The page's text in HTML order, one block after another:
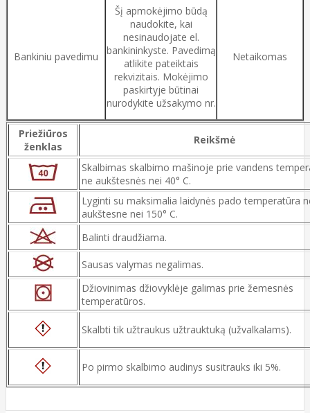
Bankiniu pavedimu
Šį apmokėjimo būdą
naudokite, kai
nesinaudojate el.
bankininkyste. Pavedimą
atlikite pateiktais
rekvizitais. Mokėjimo
paskirtyje būtinai
nurodykite užsakymo nr.
Netaikomas
Priežiūros
ženklas
Reikšmė
Skalbimas skalbimo mašinoje prie vandens
ne aukštesnės nei 40° C.
Lyginti su maksimalia laidynės pado temperatūra
aukštesne nei 150° C.
Balinti draudžiama.
Sausas valymas negalimas.
Džiovinimas džiovyklėje galimas prie žemesnės
temperatūros.
Skalbti tik užtraukus užtrauktuką (užvalkalams).
Po pirmo skalbimo audinys susitrauks iki 5%.